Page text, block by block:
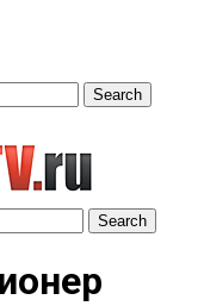
Search
Search